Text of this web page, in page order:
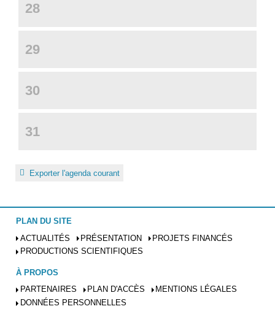
28
29
30
31
Exporter l'agenda courant
PLAN DU SITE
ACTUALITÉS
PRÉSENTATION
PROJETS FINANCÉS
PRODUCTIONS SCIENTIFIQUES
À PROPOS
PARTENAIRES
PLAN D'ACCÈS
MENTIONS LÉGALES
DONNÉES PERSONNELLES